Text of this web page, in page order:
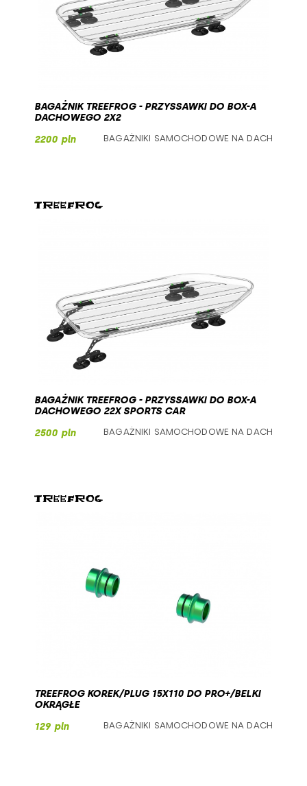
BAGAŻNIK TREEFROG - PRZYSSAWKI DO BOX-A
DACHOWEGO 2X2
2200 pln
BAGAŻNIKI SAMOCHODOWE NA DACH
BAGAŻNIK TREEFROG - PRZYSSAWKI DO BOX-A
DACHOWEGO 22X SPORTS CAR
2500 pln
BAGAŻNIKI SAMOCHODOWE NA DACH
TREEFROG KOREK/PLUG 15X110 DO PRO+/BELKI
OKRĄGŁE
129 pln
BAGAŻNIKI SAMOCHODOWE NA DACH